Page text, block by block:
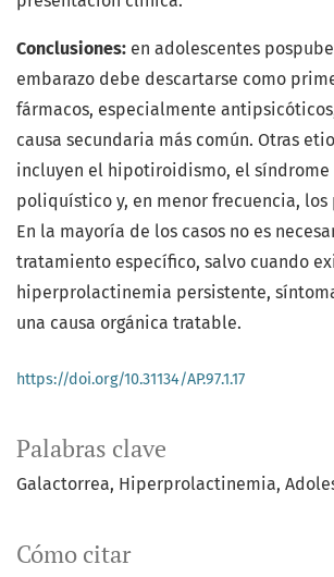
Palabras clave
Galactorrea Hiperprolactinemia
Cómo citar
Conclusiones: en adolescentes
embarazo debe descartarse como
fármacos, especialmente
causa secundaria más común. Otras
incluyen el hipotiroidismo, el síndrome
poliquístico y, en menor frecuencia,
En la mayoría de los casos no es
tratamiento específico, salvo cuando
hiperprolactinemia persistente,
una causa orgánica tratable.
https://doi.org/10.31134/AP.97.1.17